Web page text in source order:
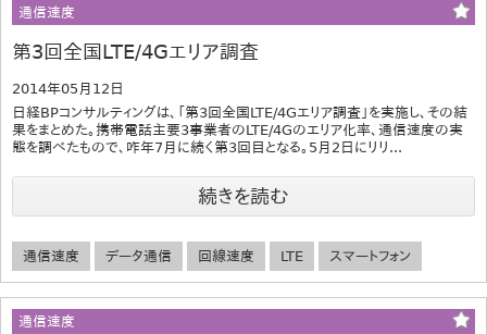
通信速度
第3回全国LTE/4Gエリア調査
2014年05月12日
日経BPコンサルティングは、「第3回全国LTE/4Gエリア調査」を実施し、その結
果をまとめた。携帯電話主要3事業者のLTE/4Gのエリア化率、通信速度の実
態を調べたもので、咋年7月に続く第3回目となる。5月2日にリリ...
続きを読む
通信速度 データ通信 回線速度 LTE スマートフォン
通信速度